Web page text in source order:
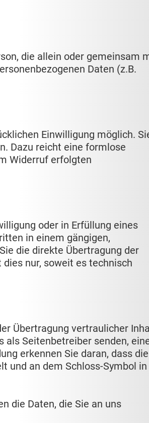
die allein oder gemeinsam
Daten (z.B.
Einwilligung möglich.
Dazu reicht eine formlose
Widerruf erfolgten
oder in Erfüllung eines
in einem gängigen,
die direkte Übertragung der
nur, soweit es technisch
Übertragung vertraulicher
als Seitenbetreiber senden,
erkennen Sie daran, dass die
und an dem Schloss-Symbol in
die Daten, die Sie an uns